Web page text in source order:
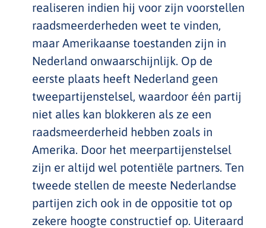
realiseren indien hij voor zijn voorstellen
raadsmeerderheden weet te vinden,
maar Amerikaanse toestanden zijn in
Nederland onwaarschijnlijk. Op de
eerste plaats heeft Nederland geen
tweepartijenstelsel, waardoor één partij
niet alles kan blokkeren als ze een
raadsmeerderheid hebben zoals in
Amerika. Door het meerpartijenstelsel
zijn er altijd wel potentiële partners. Ten
tweede stellen de meeste Nederlandse
partijen zich ook in de oppositie tot op
zekere hoogte constructief op. Uiteraard